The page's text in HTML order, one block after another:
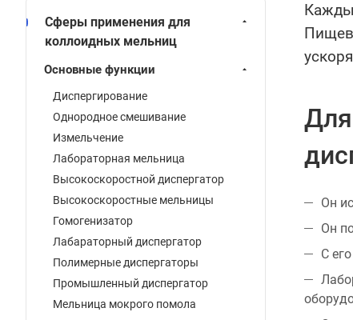
Он
Он
С
Сферы применения для
коллоидных мельниц
Основные функции
Диспергирование
Однородное смешивание
Измельчение
Лабораторная мельница
Высокоскоростной диспергатор
Высокоскоростные мельницы
Гомогенизатор
Лабараторный диспергатор
Полимерные диспергаторы
Промышленный диспергатор
Мельница мокрого помола